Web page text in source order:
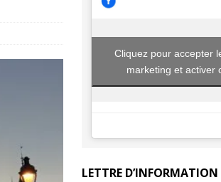
Cliquez pour accepter
marketing et activer
LETTRE D’INFORMATION